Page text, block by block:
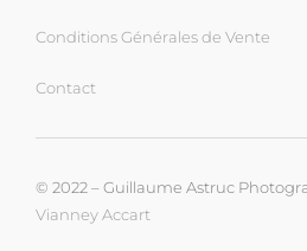
Conditions Générales de Vente
Contact
© 2022 – Guillaume Astruc
Vianney Accart